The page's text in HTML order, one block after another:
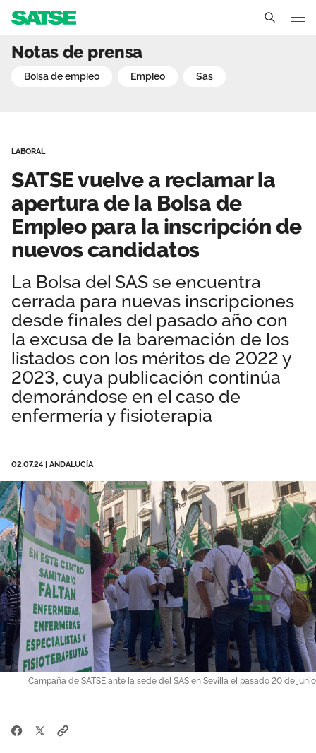
Delegados Sindicales
Estructura organizativa
Transparencia
Secciones sindicales
Servicios
Actualidad
Temas
Sala de prensa
Perspectivas
Vídeos
Publicaciones
Sedes
Contáctanos
Área privada
Únete
SATSE vuelve a
Notas de prensa
bolsa de empleo empleo sas
LABORAL
SATSE vuelve a reclamar la
apertura de la Bolsa de
Empleo para la inscripción de
nuevos candidatos
La Bolsa del SAS se encuentra
cerrada para nuevas inscripciones
desde finales del pasado año con
la excusa de la baremación de los
listados con los méritos de 2022 y
2023, cuya publicación continúa
demorándose en el caso de
enfermería y fisioterapia
02.07.24 ANDALUCÍA
Campaña de SATSE ante la sede del SAS en Sevilla el pasado 20 de junio